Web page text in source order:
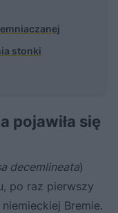
stonki
pojawiła się
decemlineata)
po raz pierwszy
Bremie.